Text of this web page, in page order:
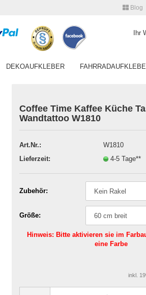
Blog
Passwort vergessen?
Ihr
DEKOAUFKLEBER
Coffee Time Kaffee Küche
Wandtattoo W1810
Art.Nr.:
W1810
Lieferzeit:
4-5 Tage**
Zubehör:
Größe:
Hinweis: Bitte aktivieren sie im
eine Farbe
inkl.